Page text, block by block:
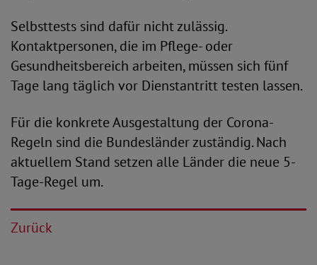
Selbsttests sind dafür nicht zulässig.
Kontaktpersonen, die im Pflege- oder
Gesundheitsbereich arbeiten, müssen sich fünf
Tage lang täglich vor Dienstantritt testen lassen.
Für die konkrete Ausgestaltung der Corona-
Regeln sind die Bundesländer zuständig. Nach
aktuellem Stand setzen alle Länder die neue 5-
Tage-Regel um.
Zurück